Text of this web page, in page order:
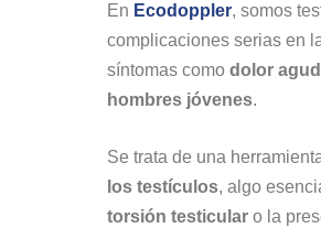
En Ecodoppler, somos
complicaciones serias en
síntomas como dolor
hombres jóvenes.
Se trata de una
los testículos, algo
torsión testicular o la